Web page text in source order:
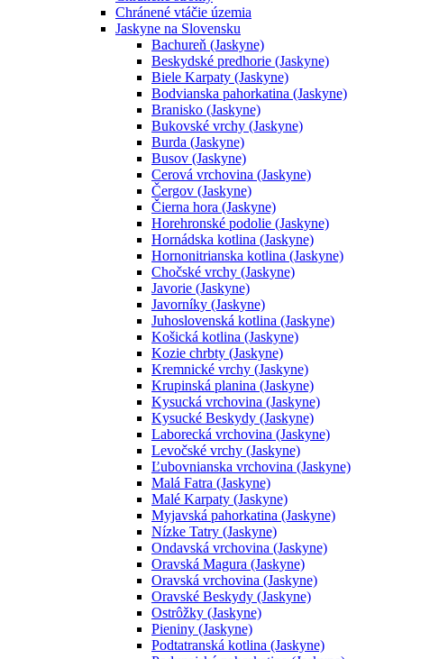
Chránené vtáčie územia
Jaskyne na Slovensku
Bachureň (Jaskyne)
Beskydské predhorie (Jaskyne)
Biele Karpaty (Jaskyne)
Bodvianska pahorkatina (Jaskyne)
Branisko (Jaskyne)
Bukovské vrchy (Jaskyne)
Burda (Jaskyne)
Busov (Jaskyne)
Cerová vrchovina (Jaskyne)
Čergov (Jaskyne)
Čierna hora (Jaskyne)
Horehronské podolie (Jaskyne)
Hornádska kotlina (Jaskyne)
Hornonitrianska kotlina (Jaskyne)
Chočské vrchy (Jaskyne)
Javorie (Jaskyne)
Javorníky (Jaskyne)
Juhoslovenská kotlina (Jaskyne)
Košická kotlina (Jaskyne)
Kozie chrbty (Jaskyne)
Kremnické vrchy (Jaskyne)
Krupinská planina (Jaskyne)
Kysucká vrchovina (Jaskyne)
Kysucké Beskydy (Jaskyne)
Laborecká vrchovina (Jaskyne)
Levočské vrchy (Jaskyne)
Ľubovnianska vrchovina (Jaskyne)
Malá Fatra (Jaskyne)
Malé Karpaty (Jaskyne)
Myjavská pahorkatina (Jaskyne)
Nízke Tatry (Jaskyne)
Ondavská vrchovina (Jaskyne)
Oravská Magura (Jaskyne)
Oravská vrchovina (Jaskyne)
Oravské Beskydy (Jaskyne)
Ostrôžky (Jaskyne)
Pieniny (Jaskyne)
Podtatranská kotlina (Jaskyne)